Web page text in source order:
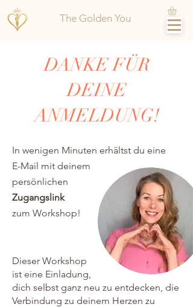
The Golden You
DANKE FÜR
DEINE
ANMELDUNG!
Dieser Workshop
ist eine Einladung,
dich selbst ganz neu zu entdecken, die
Verbindung zu deinem Herzen zu
In wenigen Minuten erhältst du eine
E-Mail mit deinem
persönlichen
Zugangslink
zum Workshop!